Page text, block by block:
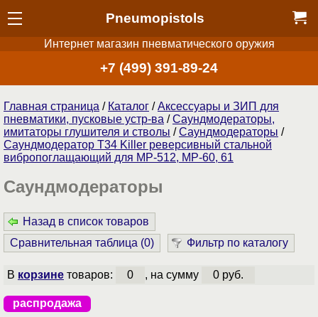
Pneumopistols
Интернет магазин пневматического оружия
+7 (499) 391-89-24
Главная страница / Каталог /Аксессуары и ЗИП для
пневматики, пусковые устр-ва /Саундмодераторы,
имитаторы глушителя и стволы /Саундмодераторы /
Саундмодератор T34 Killer реверсивный стальной
вибропоглащающий для МР-512, МР-60, 61
Саундмодераторы
Назад в список товаров
Сравнительная таблица (0) Фильтр по каталогу
В корзинетоваров: 0 , на сумму 0 руб.
распродажа